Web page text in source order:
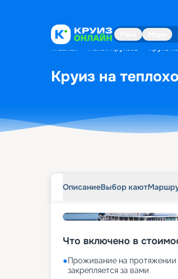
Главная Поиск круизов Круиз
Круиз на
ОписаниеВыбор кают
Что включено в
●Проживание на протяжении
закрепляется за вами